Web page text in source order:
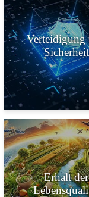
Verteidigung
Sicherheit
Erhalt der